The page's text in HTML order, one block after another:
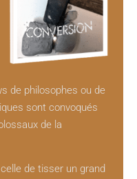
de philosophes ou de
sont convoqués
de la
de tisser un grand